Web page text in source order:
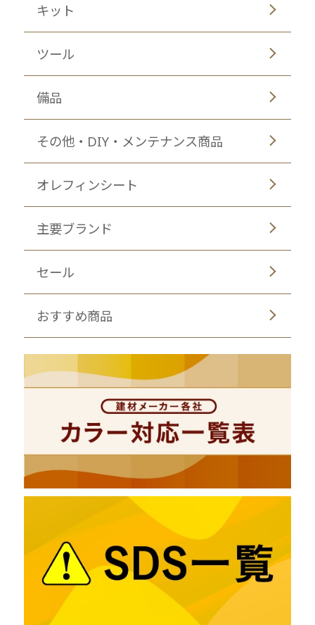
キット
ツール
備品
その他・DIY・メンテナンス商品
オレフィンシート
主要ブランド
セール
おすすめ商品